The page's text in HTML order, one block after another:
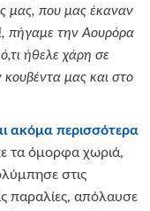
μας, που μας έκαναν
πήγαμε την Αουρόρα
ήθελε χάρη σε
μας και στο
ακόμα περισσότερα
τα όμορφα χωριά,
στις
παραλίες, απόλαυσε